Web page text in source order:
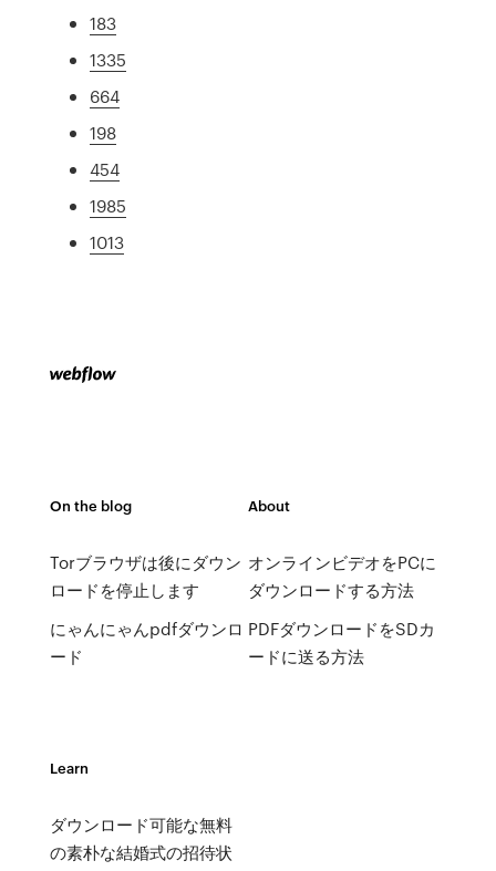
183
1335
664
198
454
1985
1013
On the blog
Torブラウザは後にダウン
ロードを停止します
にゃんにゃんpdfダウンロ
ード
About
オンラインビデオをPCに
ダウンロードする方法
PDFダウンロードをSDカ
ードに送る方法
Learn
ダウンロード可能な無料
の素朴な結婚式の招待状